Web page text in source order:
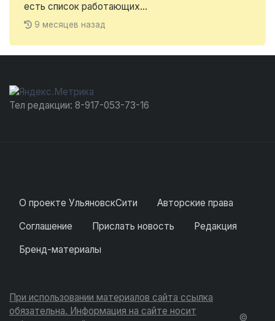
есть список работающих...
9 месяцев назад
Тел редакции: 8-917-053-73-16
О проекте УльяновскСити
Авторские права
Соглашение
Прислать новость
Редакция
Бренд-материалы
При использовании материалов сайта ссылка
обязательна. Информация на сайте носит
©